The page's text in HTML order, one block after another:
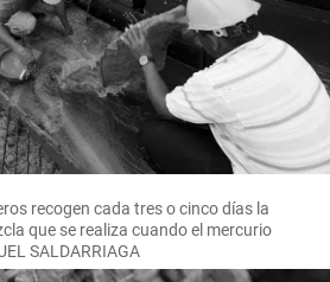
recogen cada tres o cinco días la
que se realiza cuando el mercurio
SALDARRIAGA